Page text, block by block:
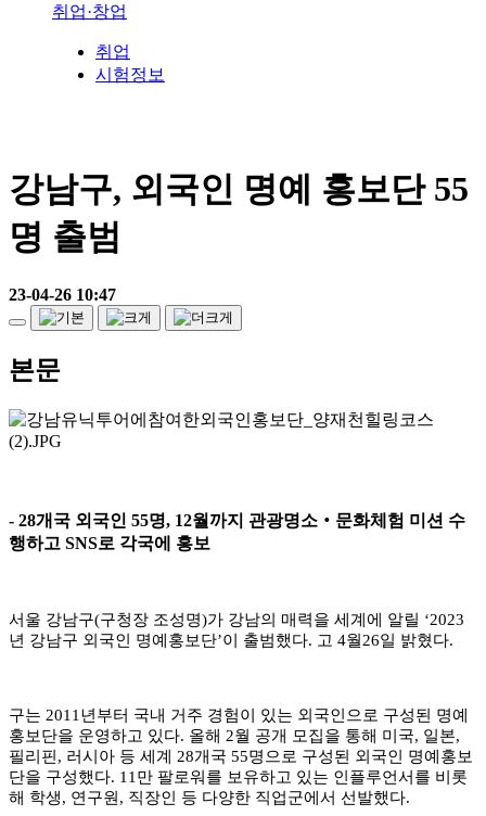
취업·창업
취업
시험정보
강남구, 외국인 명예 홍보단 55
명 출범
23-04-26 10:47
본문
- 28개국 외국인 55명, 12월까지 관광명소 ‧ 문화체험 미션 수
행하고 SNS로 각국에 홍보
서울 강남구(구청장 조성명)가 강남의 매력을 세계에 알릴 ‘2023
년 강남구 외국인 명예홍보단’이 출범했다. 고 4월26일 밝혔다.
구는 2011 년부터 국내 거주 경험이 있는 외국인으로 구성된 명예
홍보단을 운영하고 있다. 올해 2월 공개 모집을 통해 미국, 일본,
필리핀, 러시아 등 세계 28개국 55명으로 구성된 외국인 명예홍보
단을 구성했다. 11 만 팔로워를 보유하고 있는 인플루언서를 비롯
해 학생, 연구원, 직장인 등 다양한 직업군에서 선발했다.